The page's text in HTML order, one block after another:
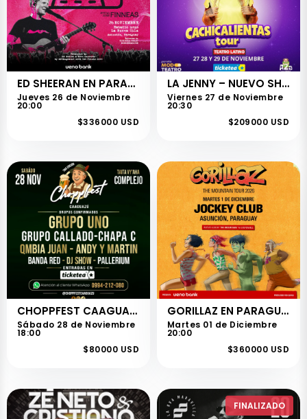
ED SHEERAN EN PARAGUAY
Jueves 26 de Noviembre
20:00
$336000 USD
LA JENNY – NUEVO SHOW - CACHICALIENTAS
Viernes 27 de Noviembre
20:30
$209000 USD
CHOPPFEST CAAGUAZU 7MA EDICIÓN 2026
Sábado 28 de Noviembre
18:00
$80000 USD
GORILLAZ EN PARAGUAY - THE MOUNTAIN TOUR 2026
Martes 01 de Diciembre
20:00
$360000 USD
FINALIZADO